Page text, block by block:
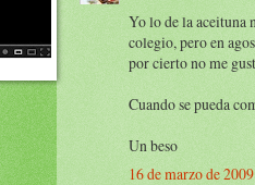
Yo lo de la aceituna
colegio, pero en
por cierto no me
Cuando se pueda
Un beso
16 de marzo de